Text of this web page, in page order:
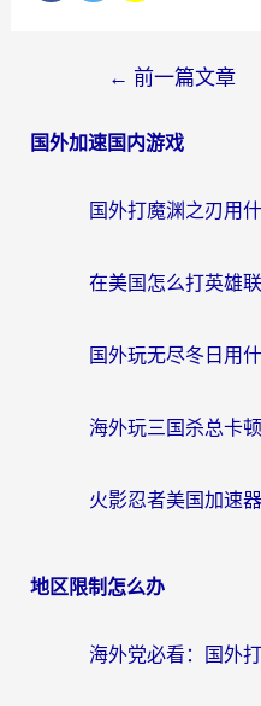
← 前一篇文章
国外加速国内游戏
地区限制怎么办